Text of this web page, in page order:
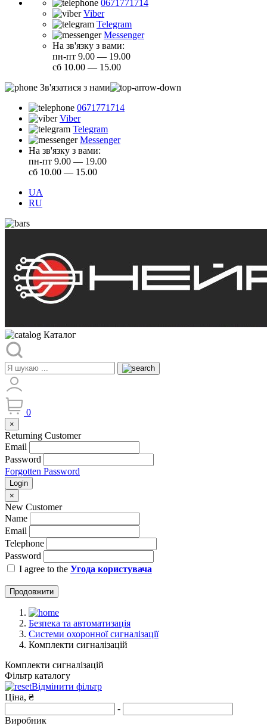
0671771714
Viber
Telegram
Messenger
На зв'язку з вами:
пн-пт 9.00 — 19.00
сб 10.00 — 15.00
Зв'язатися з нами
0671771714
Viber
Telegram
Messenger
На зв'язку з вами:
пн-пт 9.00 — 19.00
сб 10.00 — 15.00
UA
RU
Каталог
0
×
Returning Customer
Email
Password
Forgotten Password
Login
×
New Customer
Name
Email
Telephone
Password
I agree to the Угода користувача
Продовжити
Безпека та автоматизація
Системи охоронної сигналізації
Комплекти сигналізацій
Комплекти сигналізацій
Фільтр каталогу
Відмінити фільтр
Ціна, ₴
-
Виробник